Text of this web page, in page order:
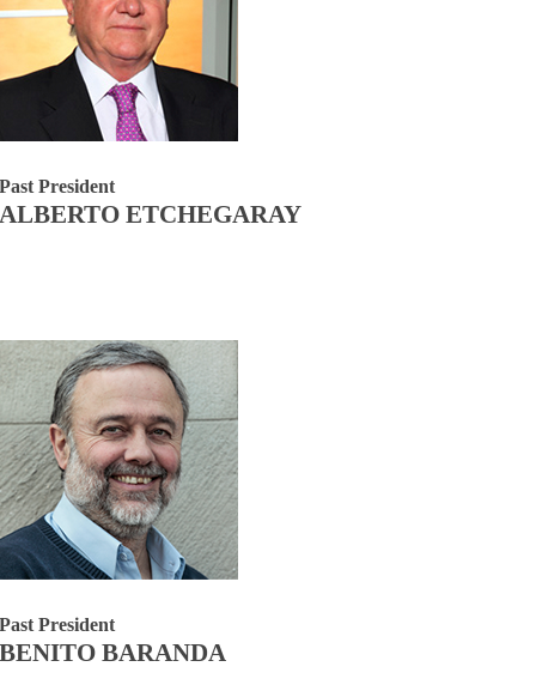
President
ETCHEGARAY
President
BARANDA